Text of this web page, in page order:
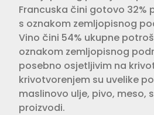
Francuska čini gotovo 32%
s oznakom zemljopisnog
Vino čini 54% ukupne
oznakom zemljopisnog
posebno osjetljivim na
krivotvorenjem su uvelike
maslinovo ulje, pivo, meso,
proizvodi.